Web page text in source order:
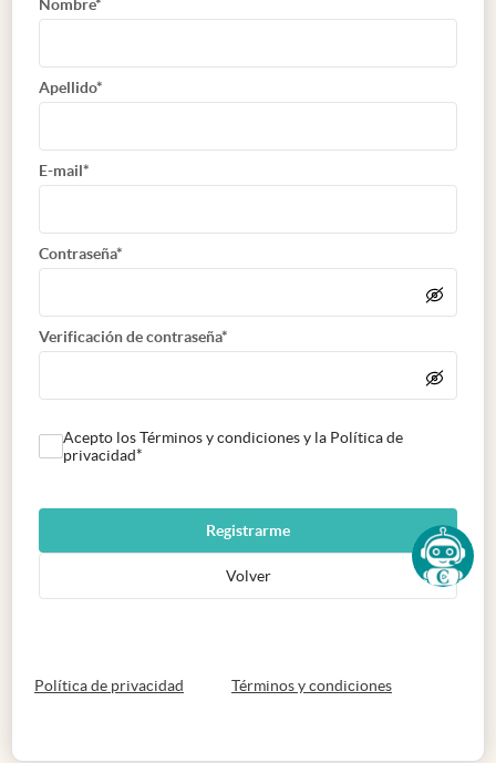
Nombre*
Apellido*
E-mail*
Contraseña*
Verificación de contraseña*
Acepto los Términos y condiciones y la Política de
privacidad*
Registrarme
Volver
Política de privacidad abre en nueva pestaña
Términos y condicionesabre en nueva